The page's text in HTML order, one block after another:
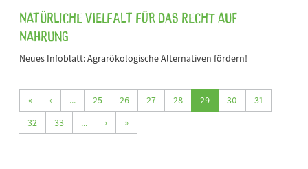
Natürliche Vielfalt für das Recht auf
Nahrung
Neues Infoblatt: Agrarökologische Alternativen fördern!
« ‹ ... 25 26 27 28 29 30
31
32
33 ... › »